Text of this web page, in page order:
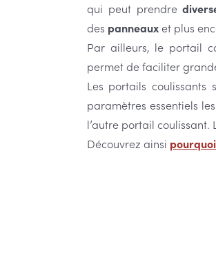
qui peut prendre
des panneauxet plus
Par ailleurs, le portail
permet de faciliter
Les portails
paramètres essentiels
l’autre portail coulissant.
Découvrez ainsi